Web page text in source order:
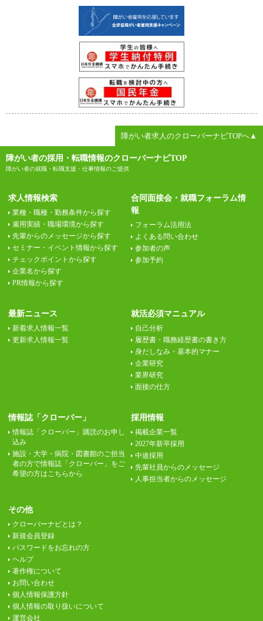
障がい者求人のクローバーナビTOPへ▲
障がい者の採用・転職情報のクローバーナビTOP
障がい者の就職・転職支援・仕事情報のご提供
求人情報検索
業種・職種・勤務条件から探す
雇用実績・職場環境から探す
先輩からのメッセージから探す
セミナー・イベント情報から探す
チェックポイントから探す
企業名から探す
PR情報から探す
合同面接会・就職フォーラム情
報
フォーラム活用法
よくある問い合わせ
参加者の声
参加予約
最新ニュース
新着求人情報一覧
更新求人情報一覧
就活必須マニュアル
自己分析
履歴書・職務経歴書の書き方
身だしなみ・基本的マナー
企業研究
業界研究
面接の仕方
情報誌「クローバー」
情報誌「クローバー」購読のお申し
込み
施設・大学・病院・図書館のご担当
者の方で情報誌「クローバー」をご
希望の方はこちらから
採用情報
掲載企業一覧
2027年新卒採用
中途採用
先輩社員からのメッセージ
人事担当者からのメッセージ
その他
クローバーナビとは？
新規会員登録
パスワードをお忘れの方
ヘルプ
著作権について
お問い合わせ
個人情報保護方針
個人情報の取り扱いについて
運営会社